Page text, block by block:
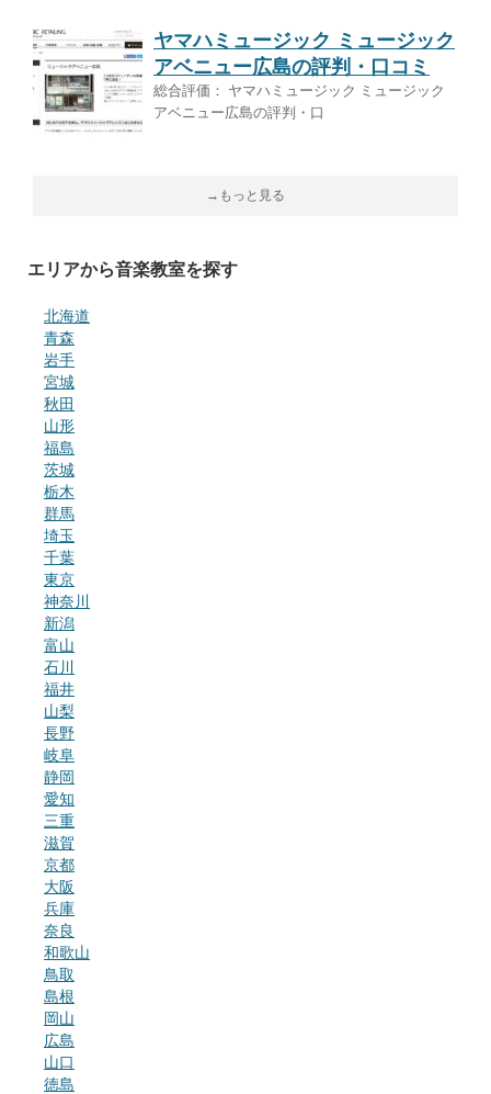
ヤマハミュージック ミュージック
アベニュー広島の評判・口コミ
総合評価： ヤマハミュージック ミュージック
アベニュー広島の評判・口
→もっと見る
エリアから音楽教室を探す
北海道
青森
岩手
宮城
秋田
山形
福島
茨城
栃木
群馬
埼玉
千葉
東京
神奈川
新潟
富山
石川
福井
山梨
長野
岐阜
静岡
愛知
三重
滋賀
京都
大阪
兵庫
奈良
和歌山
鳥取
島根
岡山
広島
山口
徳島